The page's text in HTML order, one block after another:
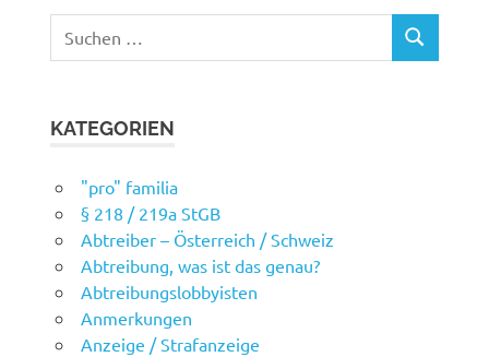
nach:
SUCHEN
KATEGORIEN
"pro" familia
§ 218 / 219a StGB
Abtreiber – Österreich / Schweiz
Abtreibung, was ist das genau?
Abtreibungslobbyisten
Anmerkungen
Anzeige / Strafanzeige